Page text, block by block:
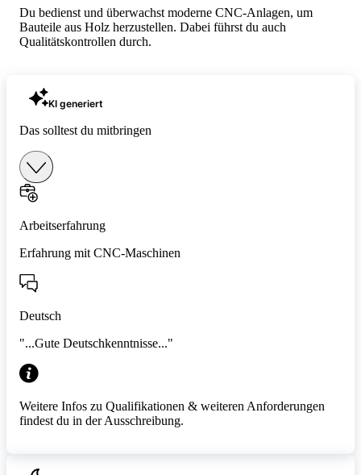
Du bedienst und überwachst moderne CNC-Anlagen, um
Bauteile aus Holz herzustellen. Dabei führst du auch
Qualitätskontrollen durch.
KI generiert
Das solltest du mitbringen
Arbeitserfahrung
Erfahrung mit CNC-Maschinen
Deutsch
"...Gute Deutschkenntnisse..."
Weitere Infos zu Qualifikationen & weiteren Anforderungen
findest du in der Ausschreibung.